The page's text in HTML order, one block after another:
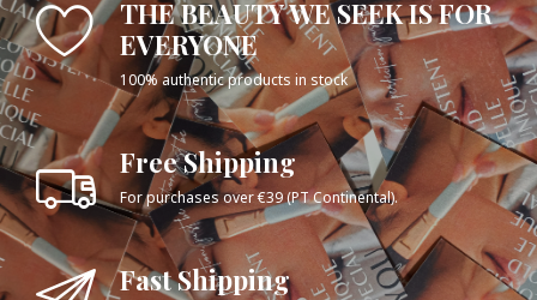
THE BEAUTY WE SEEK IS FOR
EVERYONE
100% authentic products in stock
Free Shipping
For purchases over €39 (PT Continental).
Fast Shipping